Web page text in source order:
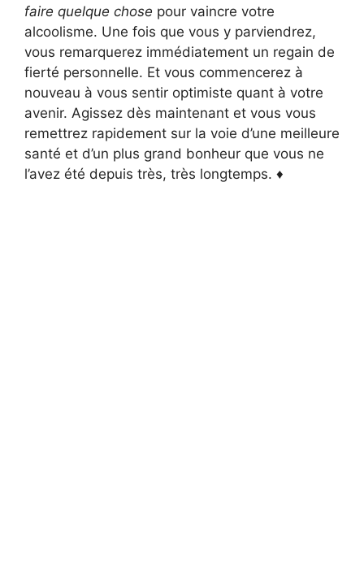
faire quelque chose pour vaincre votre
alcoolisme. Une fois que vous y parviendrez,
vous remarquerez immédiatement un regain de
fierté personnelle. Et vous commencerez à
nouveau à vous sentir optimiste quant à votre
avenir. Agissez dès maintenant et vous vous
remettrez rapidement sur la voie d’une meilleure
santé et d’un plus grand bonheur que vous ne
l’avez été depuis très, très longtemps. ♦